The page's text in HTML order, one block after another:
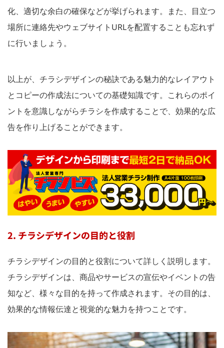
化、適切な余白の確保などが挙げられます。また、目立つ
場所に連絡先やウェブサイトURLを配置することも忘れず
に行いましょう。
以上が、チラシデザインの秘訣である魅力的なレイアウト
とコピーの作成法についての基礎知識です。これらのポイ
ントを意識しながらチラシを作成することで、効果的な広
告を作り上げることができます。
2. チラシデザインの目的と役割
チラシデザインの目的と役割について詳しく説明します。
チラシデザインは、商品やサービスの宣伝やイベントの告
知など、様々な目的を持って作成されます。その目的は、
効果的な情報伝達と視覚的な魅力を持つことです。